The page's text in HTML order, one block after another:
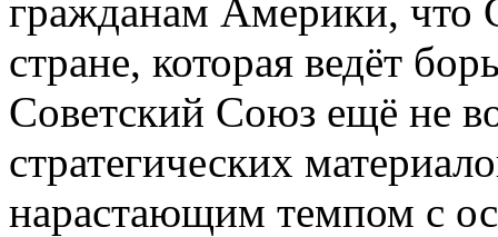
гражданам Америки,
стране, которая ведёт
Советский Союз ещё не
стратегических
нарастающим темпом с